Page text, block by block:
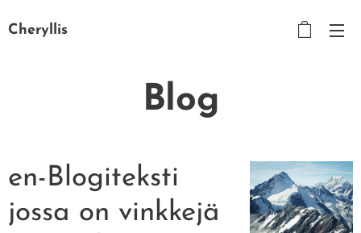
Cheryllis
Blog
en-Blogiteksti
jossa on vinkkejä